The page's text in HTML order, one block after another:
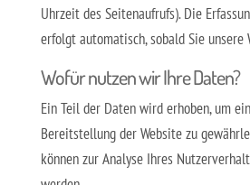
Uhrzeit des Seitenaufrufs). Die
erfolgt automatisch, sobald Sie unsere
Wofür nutzen wir Ihre Daten?
Ein Teil der Daten wird erhoben, um
Bereitstellung der Website zu
können zur Analyse Ihres